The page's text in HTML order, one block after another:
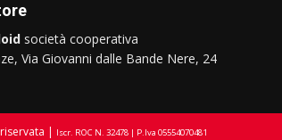
società cooperativa
Via Giovanni dalle Bande Nere, 24
| Iscr. ROC N. 32478 | P.Iva 05554070481